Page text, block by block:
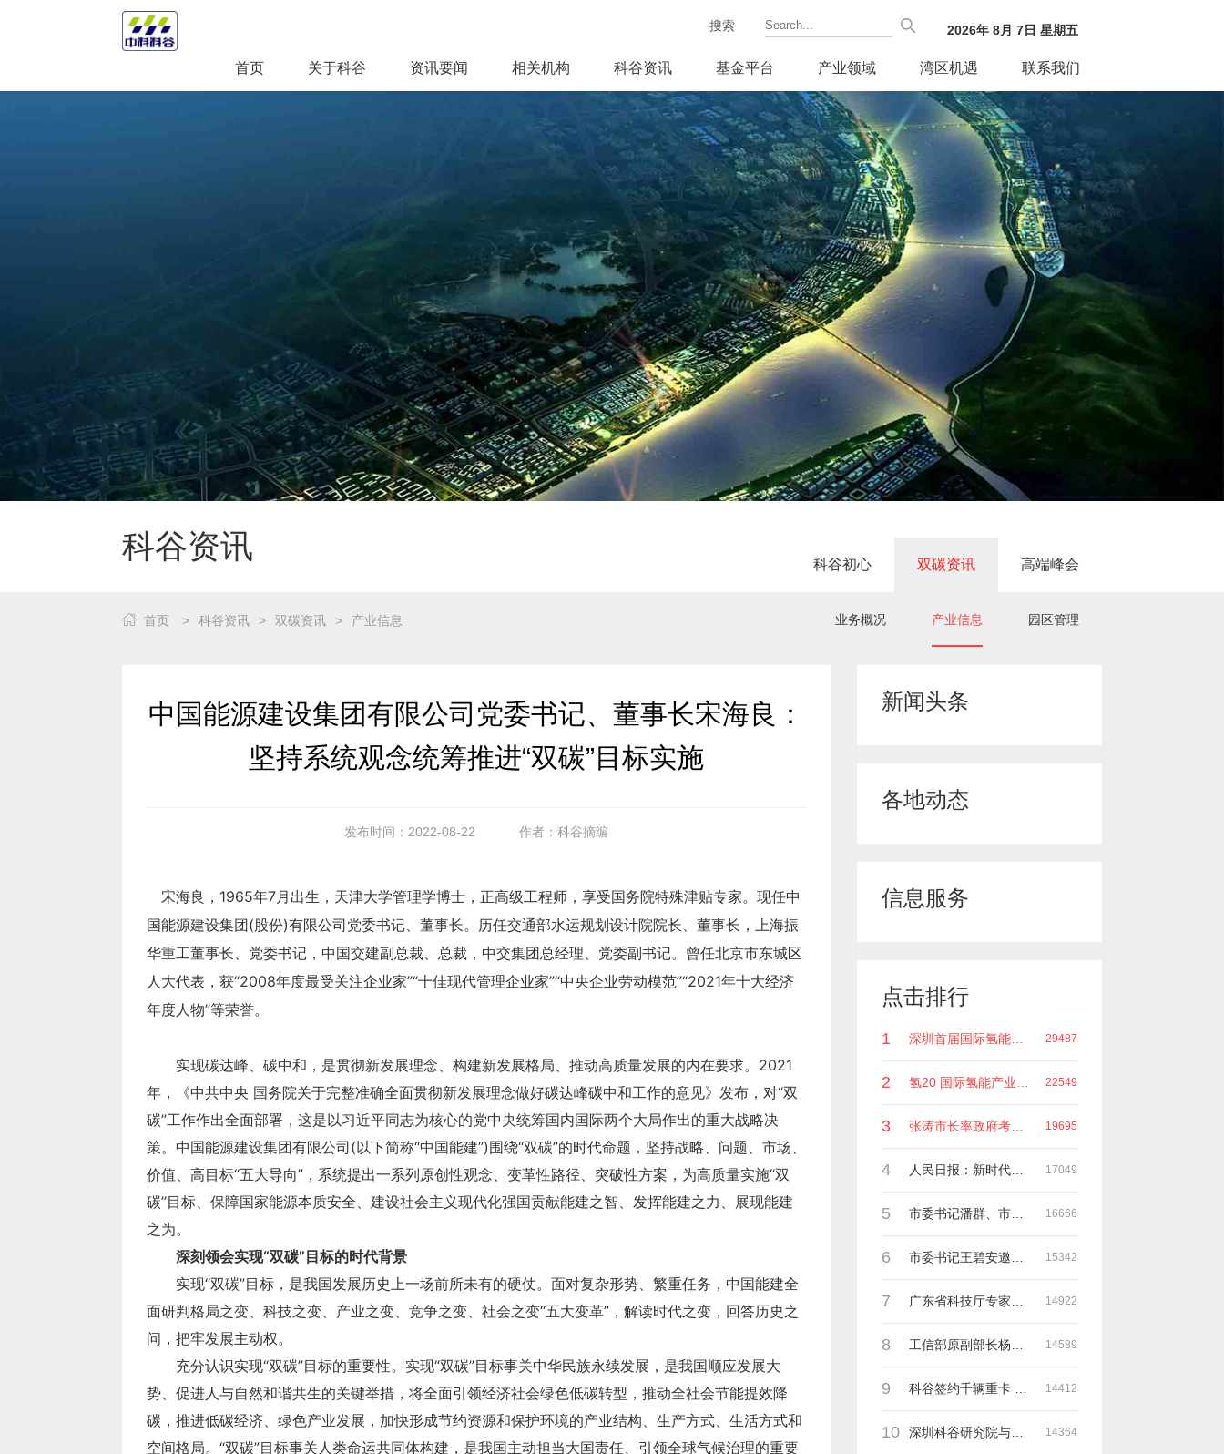
搜索 2026年 8月 7日 星期五
首页 关于科谷 资讯要闻 相关机构 科谷资讯 基金平台 产业领域 湾区机遇 联系我们
科谷资讯 科谷初心 双碳资讯
业务概况 产业信息 园区管理
高端峰会
首页 > 科谷资讯 > 双碳资讯 > 产业信息
坚持系统观念统筹推进“双碳”目标实施
发布时间：2022-08-22 作者：科谷摘编
年度人物”等荣誉。
之为。
深刻领会实现“双碳”目标的时代背景
问，把牢发展主动权。
新闻头条
各地动态
信息服务
点击排行
1 深圳首届国际氢能领袖峰会 深圳科谷研究院发起主办 在深能源集团成功召开 会上相关单位 研发机构 龙头企业等签约合作 29487
2 22549
3 张涛市长率政府考察团莅临深圳科谷集团指导工作 19695
4 人民日报：新时代中国能源在高质量发展道路上奋勇前进 17049
5 市委书记潘群、市政府副市长张荣海一行莅临考察指导工作 16666
6 15342
7 14922
8 14589
9 14412
10 深圳科谷研究院与德国魏玛包豪斯大学交流研讨会 14364